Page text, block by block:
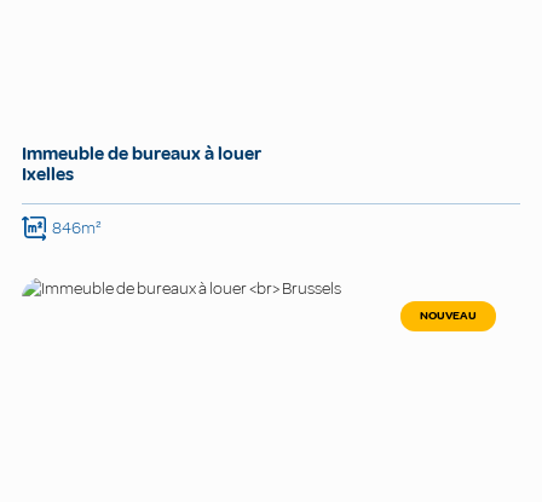
Immeuble de bureaux à louer
Ixelles
846m²
NOUVEAU